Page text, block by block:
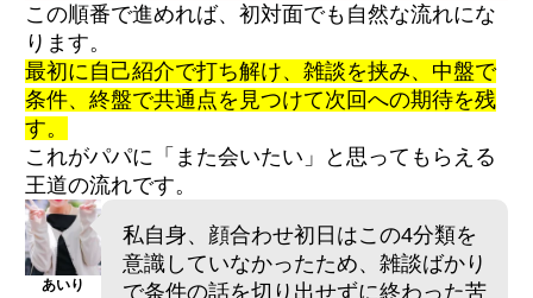
会話が続かないとお手当はもらえませんか？
沈黙してしまった時はどう対応すべきです
顔合わせ後すぐに大人を求められたらどう断
る？
この順番で進めれば、初対面でも自然な流れにな
ります。
最初に自己紹介で打ち解け、雑談を挟み、中盤で
条件、終盤で共通点を見つけて次回への期待を残
す。
これがパパに「また会いたい」と思ってもらえる
王道の流れです。
あいり
私自身、顔合わせ初日はこの4分類を
意識していなかったため、雑談ばかり
で条件の話を切り出せずに終わった苦